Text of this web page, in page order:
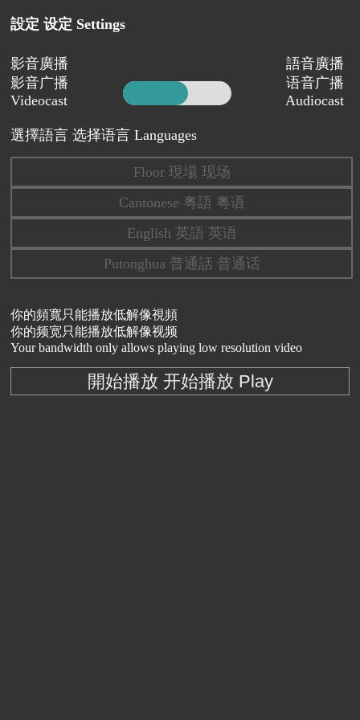
設定 设定 Settings
影音廣播
影音广播
Videocast
語音廣播
语音广播
Audiocast
選擇語言 选择语言 Languages
Floor 現場 现场
Cantonese 粤語 粤语
English 英語 英语
Putonghua 普通話 普通话
你的頻寬只能播放低解像視頻
你的频宽只能播放低解像视频
Your bandwidth only allows playing low resolution video
開始播放 开始播放 Play